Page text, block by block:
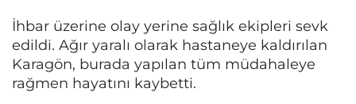
İhbar üzerine olay yerine sağlık ekipleri sevk
edildi. Ağır yaralı olarak hastaneye kaldırılan
Karagön, burada yapılan tüm müdahaleye
rağmen hayatını kaybetti.